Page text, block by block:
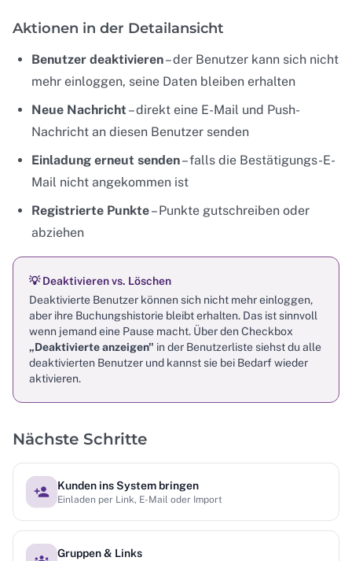
Aktionen in der Detailansicht
Benutzer deaktivieren– der Benutzer kann sich nicht
mehr einloggen, seine Daten bleiben erhalten
Neue Nachricht – direkt eine E-Mail und Push-
Nachricht an diesen Benutzer senden
Einladung erneut senden– falls die Bestätigungs-E-
Mail nicht angekommen ist
Registrierte Punkte– Punkte gutschreiben oder
abziehen
💡 Deaktivieren vs. Löschen
Deaktivierte Benutzer können sich nicht mehr einloggen,
aber ihre Buchungshistorie bleibt erhalten. Das ist sinnvoll
wenn jemand eine Pause macht. Über den Checkbox
„Deaktivierte anzeigen" in der Benutzerliste siehst du alle
deaktivierten Benutzer und kannst sie bei Bedarf wieder
aktivieren.
Nächste Schritte
Kunden ins System bringen
Einladen per Link, E-Mail oder Import
Gruppen & Links